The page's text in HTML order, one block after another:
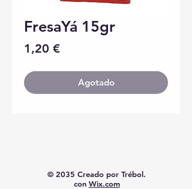
FresaYá 15gr
1,20 €Precio
Agotado
© 2035 Creado por Trébol.
con Wix.com